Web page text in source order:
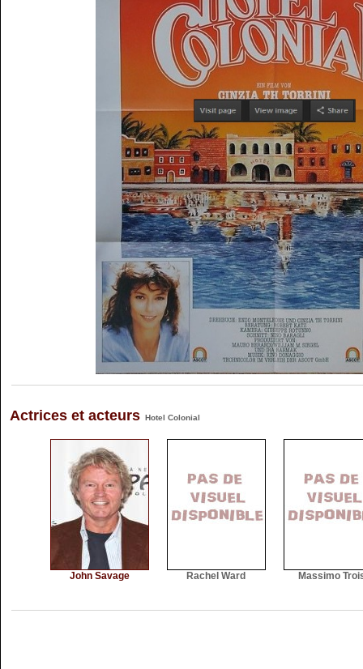
Actrices et acteurs Hotel Colonial
John Savage Rachel Ward Massimo